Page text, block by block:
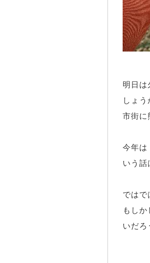
明日は
しょ
市街に
今年は
いう話
ではで
もし
いだろ